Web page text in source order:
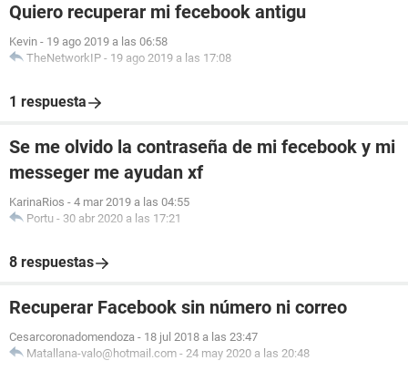
Quiero recuperar mi fecebook antigu
Kevin - 19 ago 2019 a las 06:58
TheNetworkIP - 19 ago 2019 a las 17:08
1 respuesta
Se me olvido la contraseña de mi fecebook y mi
messeger me ayudan xf
KarinaRios - 4 mar 2019 a las 04:55
Portu - 30 abr 2020 a las 17:21
8 respuestas
Recuperar Facebook sin número ni correo
Cesarcoronadomendoza - 18 jul 2018 a las 23:47
Matallana-valo@hotmail.com - 24 may 2020 a las 20:48